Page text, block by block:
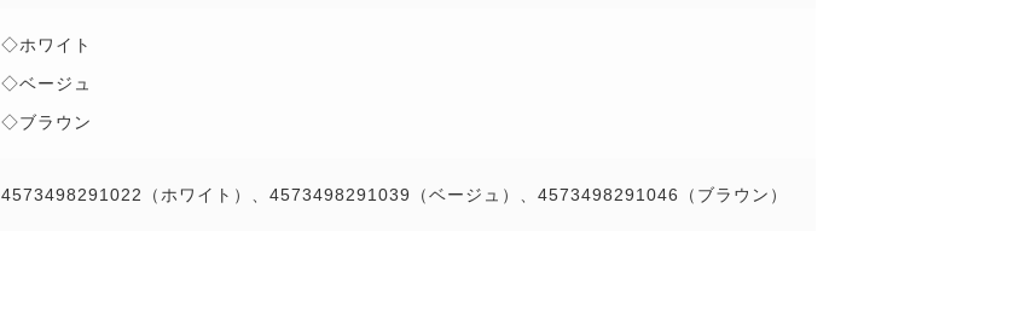
◇ホワイト
◇ベージュ
◇ブラウン
4573498291022（ホワイト）、4573498291039（ベージュ）、4573498291046（ブラウン）